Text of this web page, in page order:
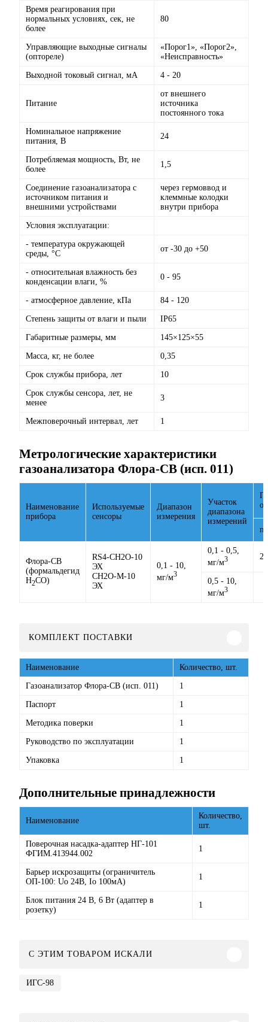
Время реагирования при
нормальных условиях, сек, не
более
80
Управляющие выходные сигналы
(оптореле)
«Порог1», «Порог2»,
«Неисправность»
Выходной токовый сигнал, мА 4 - 20
Питание
от внешнего
источника
постоянного тока
Номинальное напряжение
питания, В
24
Потребляемая мощность, Вт, не
более
1,5
Соединение газоанализатора с
источником питания и
внешними устройствами
через гермоввод и
клеммные колодки
внутри прибора
Условия эксплуатации:
- температура окружающей
среды, °С
от -30 до +50
- относительная влажность без
конденсации влаги, %
0 - 95
- атмосферное давление, кПа 84 - 120
Степень защиты от влаги и пыли IP65
Габаритные размеры, мм 145×125×55
Масса, кг, не более 0,35
Срок службы прибора, лет 10
Срок службы сенсора, лет, не
менее
3
Межповерочный интервал, лет 1
Метрологические характеристики
газоанализатора Флора-СВ (исп. 011)
Наименование
прибора
Используемые
сенсоры
Диапазон
измерения
Участок
диапазона
измерений
Флора-СВ
(формальдегид
H2CO)
RS4-CH2O-10
ЭХ
CH2O-M-10
ЭХ
0,1 - 10,
мг/м3
0,1 - 0,5,
мг/м3 25
0,5 - 10,
мг/м3
КОМПЛЕКТ ПОСТАВКИ
Наименование Количество, шт.
Газоанализатор Флора-СВ (исп. 011) 1
Паспорт 1
Методика поверки 1
Руководство по эксплуатации 1
Упаковка 1
Дополнительные принадлежности
Наименование
Количество,
шт.
Поверочная насадка-адаптер НГ-101
ФГИМ.413944.002
1
Барьер искрозащиты (ограничитель
ОП-100: Uo 24В, Io 100мА)
1
Блок питания 24 В, 6 Вт (адаптер в
розетку)
1
C ЭТИМ ТОВАРОМ ИСКАЛИ
ИГС-98